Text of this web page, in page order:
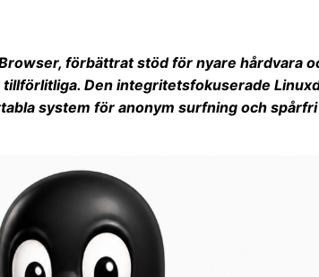
förbättrat stöd för nyare hårdvara
Den integritetsfokuserade
system för anonym surfning och